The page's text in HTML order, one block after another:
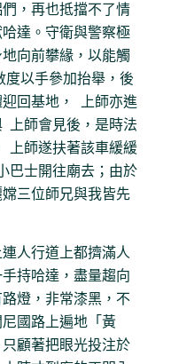
，再也抵擋不了情
達。守衛與警察極
向前攀緣，以能觸
度以手參加抬舉，後
回基地， 上師亦進
上師會見後，是時法
上師遂扶著該車緩緩
巴士開往廟去；由於
三位師兄與我皆先
人行道上都擠滿人
持哈達，盡量趨向
燈，非常漆黑，不
國路上遍地「黃
顧著把眼光投注於